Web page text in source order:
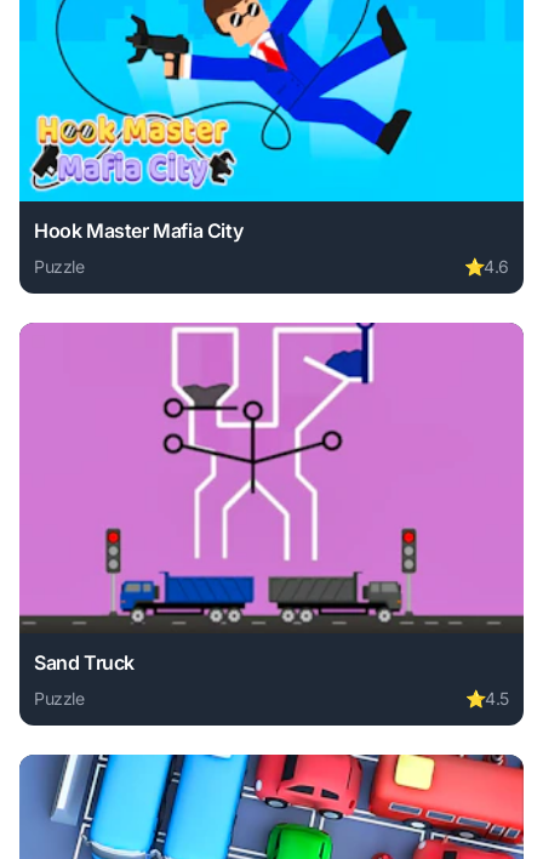
Hook Master Mafia City
Puzzle ⭐4.6
Play Hook Master Mafia City online free. puzzle game,
Sand Truck
Puzzle ⭐4.5
Play Sand Truck online free. puzzle game, no download